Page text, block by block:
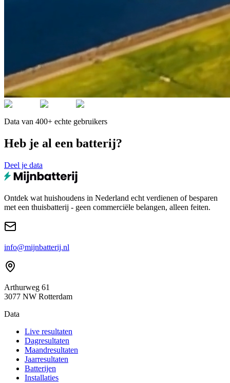
Data van 400+ echte gebruikers
Heb je al een batterij?
Deel je data
Ontdek wat huishoudens in Nederland echt verdienen of besparen
met een thuisbatterij - geen commerciële belangen, alleen feiten.
info@mijnbatterij.nl
Arthurweg 61
3077 NW Rotterdam
Data
Live resultaten
Dagresultaten
Maandresultaten
Jaarresultaten
Batterijen
Installaties